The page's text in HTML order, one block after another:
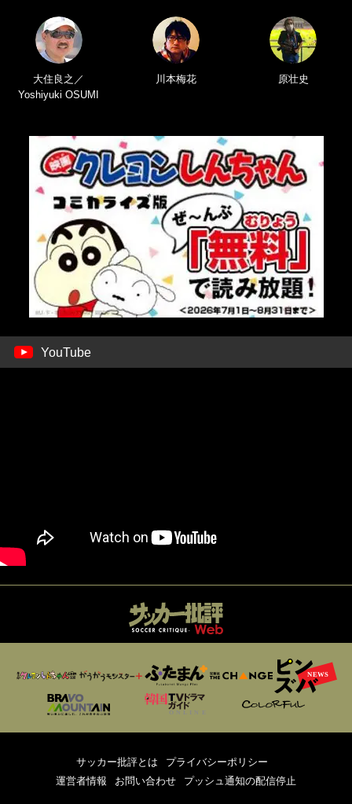
大住良之／
Yoshiyuki OSUMI
川本梅花 原壮史
YouTube
サッカー批評とは
プライバシーポリシー
運営者情報
お問い合わせ プッシュ通知の配信停止